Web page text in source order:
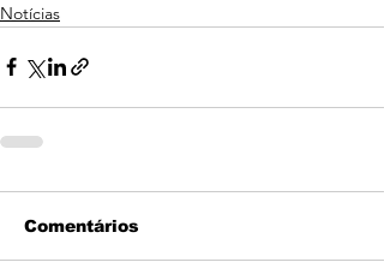
Notícias
Comentários